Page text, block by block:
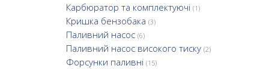
Карбюратор та комплектуючі (1)
Кришка бензобака (3)
Паливний насос (6)
Паливний насос високого тиску (2)
Форсунки паливні (15)